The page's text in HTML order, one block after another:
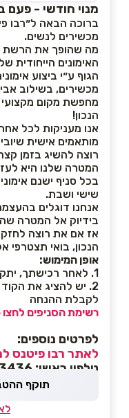
מנוי חודשי -
ברוכה הבאה ל״רבו
מכשירים לנשים.
מה שהופך את הרשת
האימונים הייחודית
הגוף ע״י ביצוע
מכשירים, בשילוב
מחפשת מקום
הנכון!
אנו מעניקות לכל
מותאמים אישית
רוצה להשיג בזמן
המטרה שלנו היא
שישי ושבת.
אנחנו דוגלים
בידיוק אל המטרה
אז אם את רוצה
הנכון, בואי תצטרפי
אופן המימוש:
1. לאחר רכישתך, יתקבל קוד למייל ולטלפון הנייד שלך
2. יש להציג את
לקבלת ההנחה
רשימת הסניפים לחצו
לפרטים נוספים:
לאתר רבו פיטנס
טלפון ראשי: 3436*
תוקף ההטבה עד